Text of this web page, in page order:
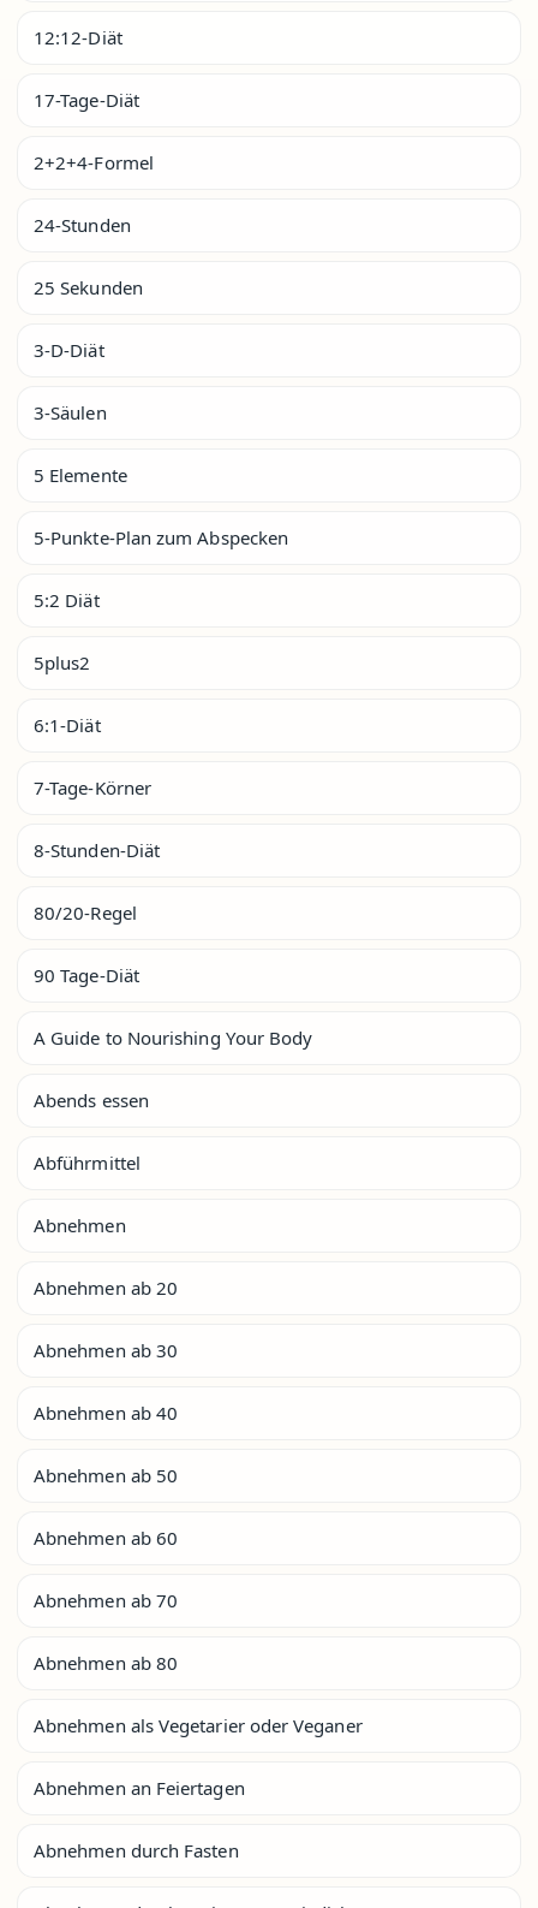
12:12-Diät
17-Tage-Diät
2+2+4-Formel
24-Stunden
25 Sekunden
3-D-Diät
3-Säulen
5 Elemente
5-Punkte-Plan zum Abspecken
5:2 Diät
5plus2
6:1-Diät
7-Tage-Körner
8-Stunden-Diät
80/20-Regel
90 Tage-Diät
A Guide to Nourishing Your Body
Abends essen
Abführmittel
Abnehmen
Abnehmen ab 20
Abnehmen ab 30
Abnehmen ab 40
Abnehmen ab 50
Abnehmen ab 60
Abnehmen ab 70
Abnehmen ab 80
Abnehmen als Vegetarier oder Veganer
Abnehmen an Feiertagen
Abnehmen durch Fasten